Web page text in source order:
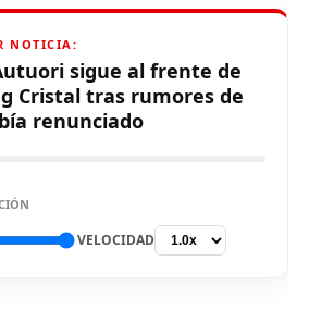
NOTICIA:
sigue al frente de
Cristal tras rumores de
renunciado
VELOCIDAD